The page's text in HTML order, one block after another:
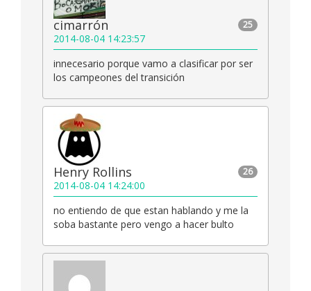
25
cimarrón
2014-08-04 14:23:57
innecesario porque vamo a clasificar por ser
los campeones del transición
26
Henry Rollins
2014-08-04 14:24:00
no entiendo de que estan hablando y me la
soba bastante pero vengo a hacer bulto